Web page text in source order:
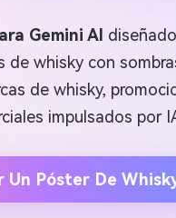
Gemini AI
de whisky con
de whisky,
impulsados por
Un Póster De